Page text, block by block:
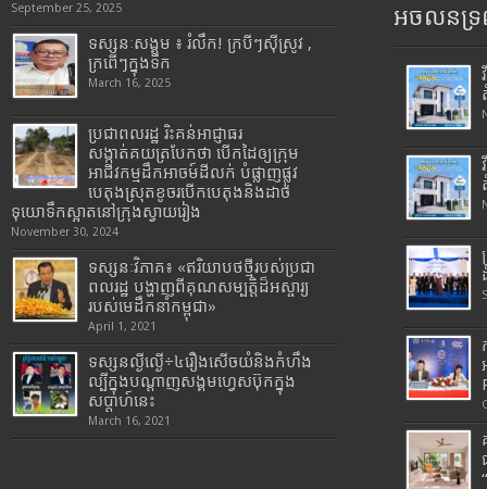
September 25, 2025
ទស្សនៈសង្គម ៖ រំលឹក! ក្របីៗស៊ីស្រូវ ,
ក្រពើៗក្នុងទឹក
March 16, 2025
ប្រជាពលរដ្ឋ រិះគន់អាជ្ញាធរ
សង្កាត់គយត្របែកថា បើកដៃឲ្យក្រុម
អាជីវកម្មដឹកអាចម៍ដីលក់ បំផ្លាញផ្លូវ
បេតុងស្រុតខូចរបើកបេតុងនិងដាច់
ទុយោទឹកស្អាតនៅក្រុងស្វាយរៀង
November 30, 2024
ទស្សនៈវិភាគ៖ «ឥរិយាបថថ្មីរបស់ប្រជា
ពលរដ្ឋ បង្ហាញពីគុណសម្បត្តិដ៏អស្ចារ្យ
របស់មេដឹកនាំកម្ពុជា»
April 1, 2021
ទស្សនល្ងីល្ងើ÷៤រឿងសើចយំនិងកំហឹង
ល្បីក្នុងបណ្តាញសង្គមហ្វេសប៊ុកក្នុង
សប្តាហ៍នេះ
March 16, 2021
អចលនទ្រ